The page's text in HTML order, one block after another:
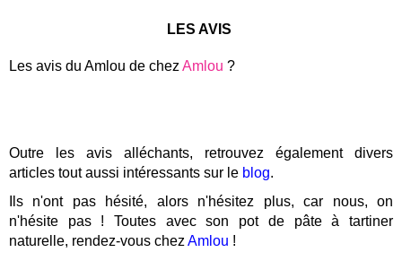
LES AVIS
Les avis du Amlou de chez Amlou ?
Outre les avis alléchants, retrouvez également divers
articles tout aussi intéressants sur le blog.
Ils n'ont pas hésité, alors n'hésitez plus, car nous, on
n'hésite pas ! Toutes avec son pot de pâte à tartiner
naturelle, rendez-vous chez Amlou !